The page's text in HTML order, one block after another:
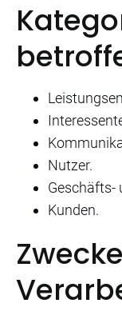
Nutzer.
Geschäfts-
Kunden.